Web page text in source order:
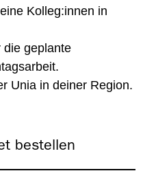
Kolleg:innen in
die geplante
Unia in deiner Region.
bestellen